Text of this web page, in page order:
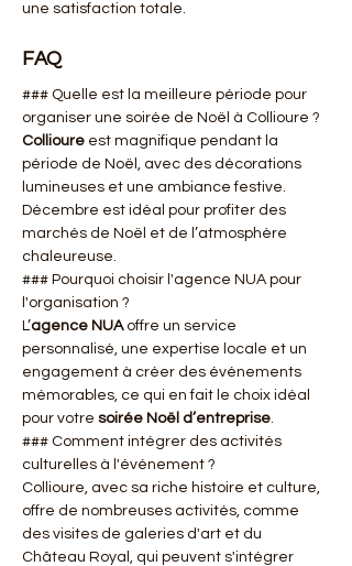
une satisfaction totale.
FAQ
### Quelle est la meilleure période pour
organiser une soirée de Noël à Collioure ?
Collioure est magnifique pendant la
période de Noël, avec des décorations
lumineuses et une ambiance festive.
Décembre est idéal pour profiter des
marchés de Noël et de l’atmosphère
chaleureuse.
### Pourquoi choisir l'agence NUA pour
l'organisation ?
L’agence NUA offre un service
personnalisé, une expertise locale et un
engagement à créer des événements
mémorables, ce qui en fait le choix idéal
pour votre soirée Noël d’entreprise.
### Comment intégrer des activités
culturelles à l'événement ?
Collioure, avec sa riche histoire et culture,
offre de nombreuses activités, comme
des visites de galeries d'art et du
Château Royal, qui peuvent s'intégrer